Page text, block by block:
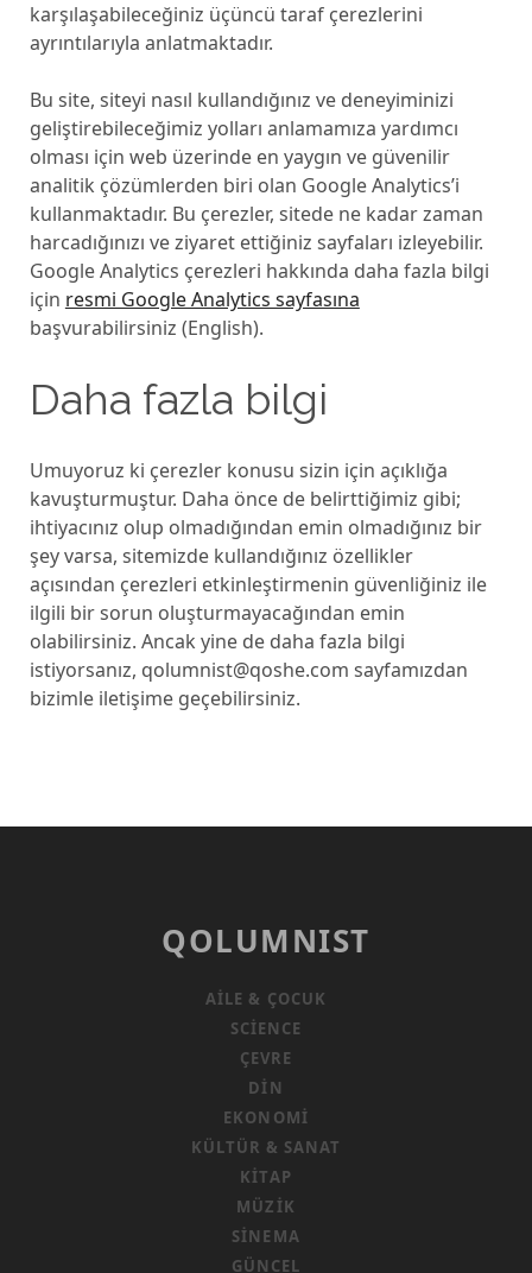
karşılaşabileceğiniz üçüncü taraf çerezlerini
ayrıntılarıyla anlatmaktadır.
Bu site, siteyi nasıl kullandığınız ve deneyiminizi
geliştirebileceğimiz yolları anlamamıza yardımcı
olması için web üzerinde en yaygın ve güvenilir
analitik çözümlerden biri olan Google Analytics’i
kullanmaktadır. Bu çerezler, sitede ne kadar zaman
harcadığınızı ve ziyaret ettiğiniz sayfaları izleyebilir.
Google Analytics çerezleri hakkında daha fazla bilgi
için resmi Google Analytics sayfasına
başvurabilirsiniz (English).
Daha fazla bilgi
Umuyoruz ki çerezler konusu sizin için açıklığa
kavuşturmuştur. Daha önce de belirttiğimiz gibi;
ihtiyacınız olup olmadığından emin olmadığınız bir
şey varsa, sitemizde kullandığınız özellikler
açısından çerezleri etkinleştirmenin güvenliğiniz ile
ilgili bir sorun oluşturmayacağından emin
olabilirsiniz. Ancak yine de daha fazla bilgi
istiyorsanız, qolumnist@qoshe.com sayfamızdan
bizimle iletişime geçebilirsiniz.
QOLUMNIST
AILE & ÇOCUK
SCIENCE
ÇEVRE
DIN
EKONOMI
KÜLTÜR & SANAT
KITAP
MÜZIK
SINEMA
GÜNCEL